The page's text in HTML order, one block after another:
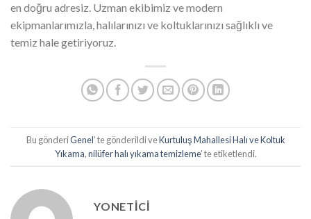
en doğru adresiz. Uzman ekibimiz ve modern
ekipmanlarımızla, halılarınızı ve koltuklarınızı sağlıklı ve
temiz hale getiriyoruz.
Bu gönderiGenel’ te gönderildi veKurtuluş Mahallesi Halı ve Koltuk
Yıkama,nilüfer halı yıkama temizleme’ te etiketlendi.
YONETICI